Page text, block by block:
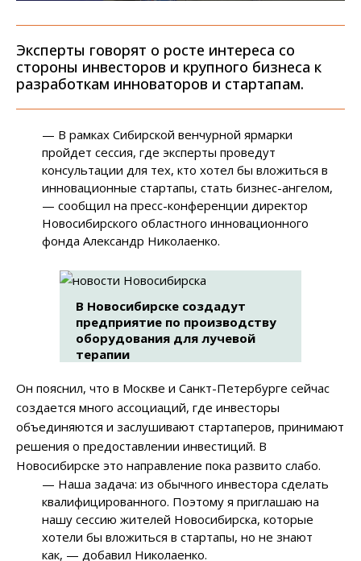
Эксперты говорят о росте интереса со
стороны инвесторов и крупного бизнеса к
разработкам инноваторов и стартапам.
— В рамках Сибирской венчурной ярмарки
пройдет сессия, где эксперты проведут
консультации для тех, кто хотел бы вложиться в
инновационные стартапы, стать бизнес-ангелом,
— сообщил на пресс-конференции директор
Новосибирского областного инновационного
фонда Александр Николаенко.
В Новосибирске создадут
предприятие по производству
оборудования для лучевой
терапии
Он пояснил, что в Москве и Санкт-Петербурге сейчас
создается много ассоциаций, где инвесторы
объединяются и заслушивают стартаперов, принимают
решения о предоставлении инвестиций. В
Новосибирске это направление пока развито слабо.
— Наша задача: из обычного инвестора сделать
квалифицированного. Поэтому я приглашаю на
нашу сессию жителей Новосибирска, которые
хотели бы вложиться в стартапы, но не знают
как, — добавил Николаенко.